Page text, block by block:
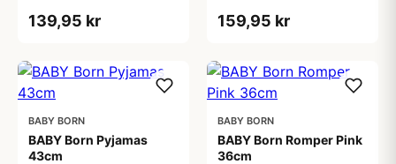
139,95 kr 159,95 kr
BABY BORN
BABY Born Pyjamas
43cm
BABY BORN
BABY Born Romper Pink
36cm